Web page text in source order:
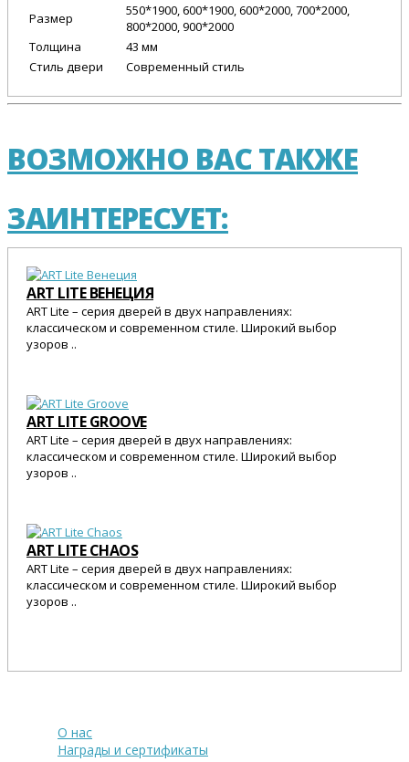
Размер
550*1900, 600*1900, 600*2000, 700*2000,
800*2000, 900*2000
Толщина
43 мм
Стиль двери
Современный стиль
ВОЗМОЖНО ВАС ТАКЖЕ
ЗАИНТЕРЕСУЕТ:
ART LITE ВЕНЕЦИЯ
ART Lite – серия дверей в двух направлениях:
классическом и современном стиле. Широкий выбор
узоров ..
ART LITE GROOVE
ART Lite – серия дверей в двух направлениях:
классическом и современном стиле. Широкий выбор
узоров ..
ART LITE CHAOS
ART Lite – серия дверей в двух направлениях:
классическом и современном стиле. Широкий выбор
узоров ..
О нас
Награды и сертификаты